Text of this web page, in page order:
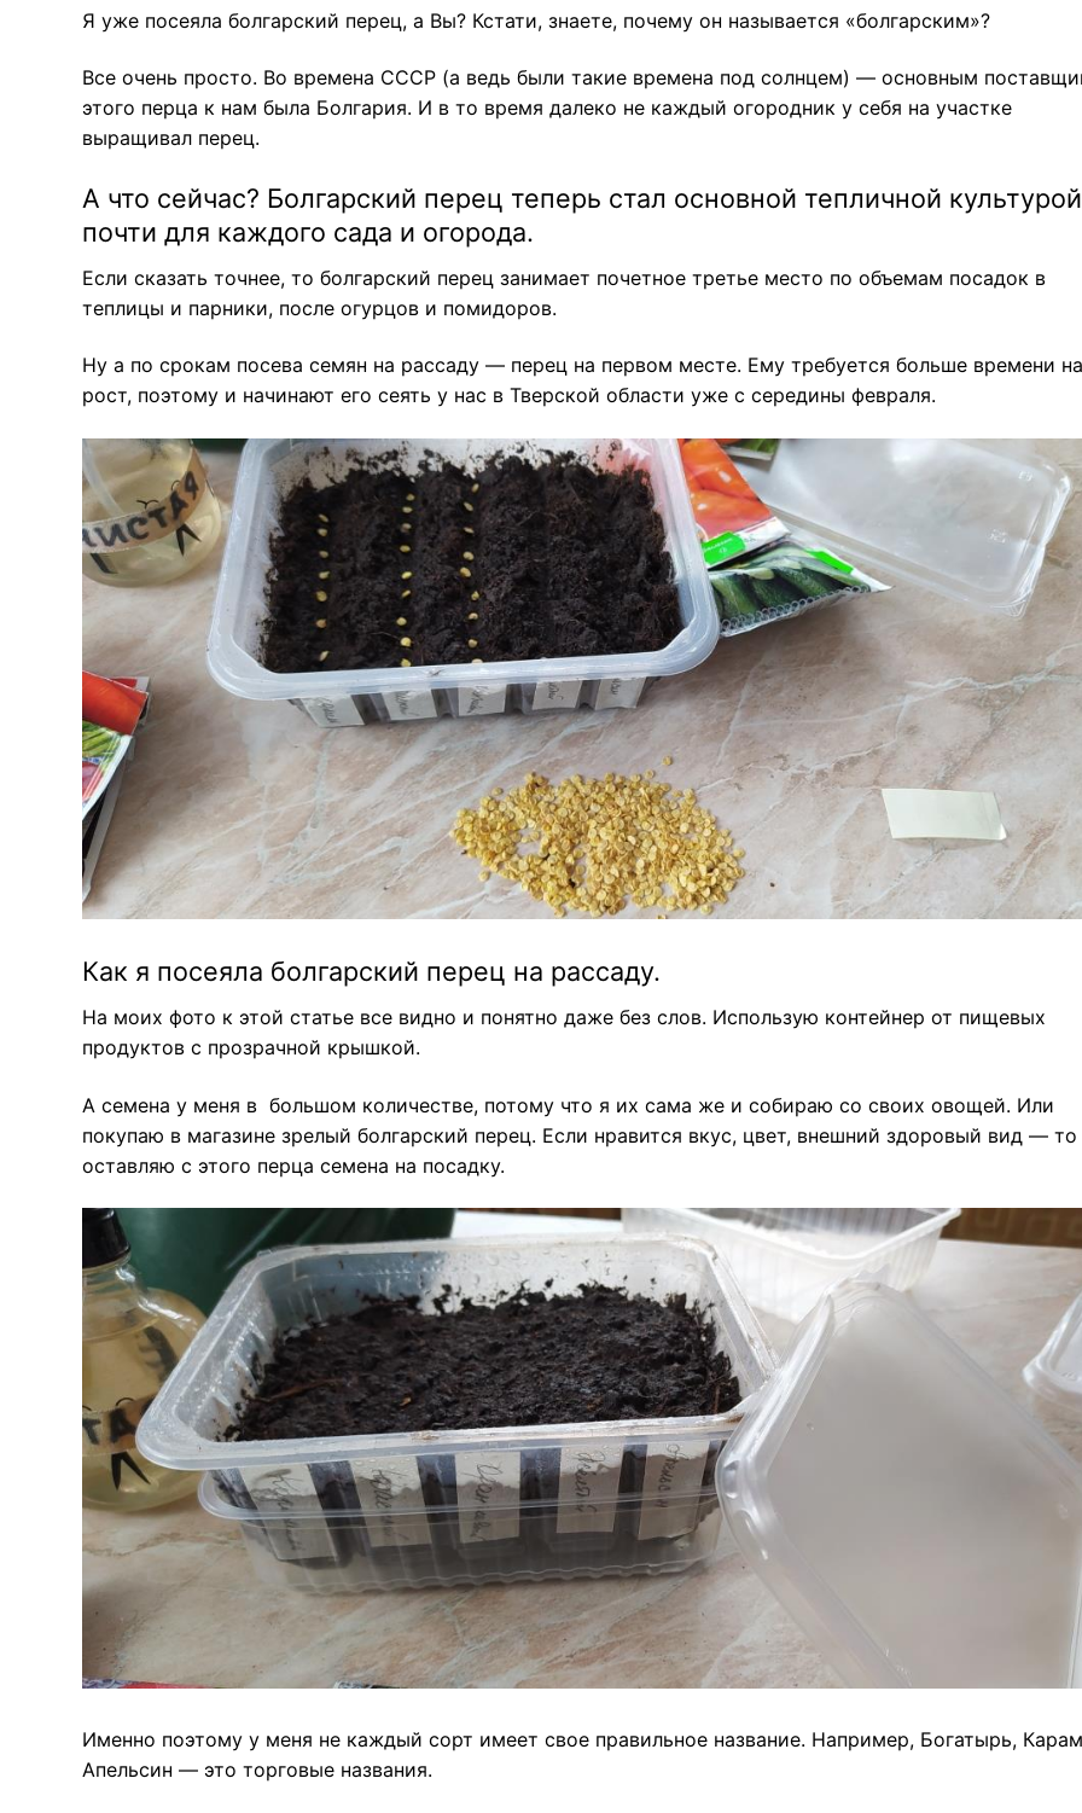
Я уже посеяла болгарский перец, а Вы? Кстати, знаете, почему он называется «болгарским»?
Все очень просто. Во времена СССР (а ведь были такие времена под солнцем) — основным
этого перца к нам была Болгария. И в то время далеко не каждый огородник у себя на участке
выращивал перец.
А что сейчас? Болгарский перец теперь стал основной тепличной культурой
почти для каждого сада и огорода.
Если сказать точнее, то болгарский перец занимает почетное третье место по объемам посадок в
теплицы и парники, после огурцов и помидоров.
Ну а по срокам посева семян на рассаду — перец на первом месте. Ему требуется больше времени на
рост, поэтому и начинают его сеять у нас в Тверской области уже с середины февраля.
Как я посеяла болгарский перец на рассаду.
На моих фото к этой статье все видно и понятно даже без слов. Использую контейнер от пищевых
продуктов с прозрачной крышкой.
А семена у меня в большом количестве, потому что я их сама же и собираю со своих овощей. Или
покупаю в магазине зрелый болгарский перец. Если нравится вкус, цвет, внешний здоровый вид — то
оставляю с этого перца семена на посадку.
Именно поэтому у меня не каждый сорт имеет свое правильное название. Например, Богатырь,
Апельсин — это торговые названия.